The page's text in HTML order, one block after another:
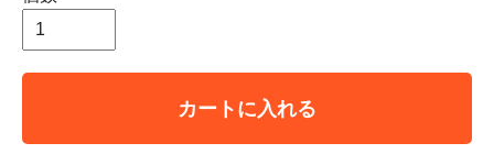
カートに入れる